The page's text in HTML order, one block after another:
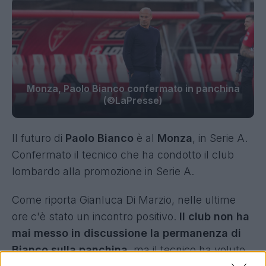
Monza, Paolo Bianco confermato in panchina
(©LaPresse)
Il futuro di Paolo Bianco è al Monza, in Serie A.
Confermato il tecnico che ha condotto il club
lombardo alla promozione in Serie A.
Come riporta Gianluca Di Marzio, nelle ultime
ore c'è stato un incontro positivo. Il club non ha
mai messo in discussione la permanenza di
Bianco sulla panchina, ma il tecnico ha voluto